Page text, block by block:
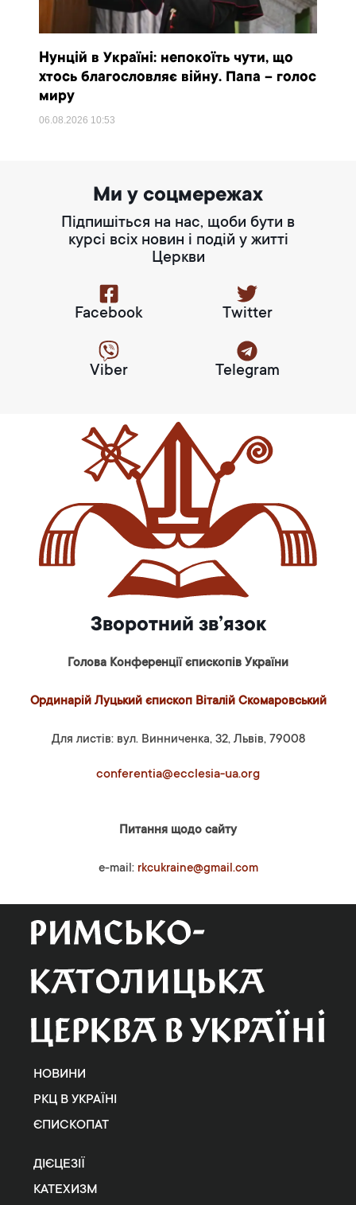
Нунцій в Україні: непокоїть чути, що
хтось благословляє війну. Папа – голос
миру
06.08.2026 10:53
Ми у соцмережах
Підпишіться на нас, щоби бути в
курсі всіх новин і подій у житті
Церкви
Facebook Twitter
Viber Telegram
Зворотний зв’язок
Голова Конференції єпископів України
Ординарій Луцький єпископ Віталій Скомаровський
Для листів: вул. Винниченка, 32, Львів, 79008
conferentia@ecclesia-ua.org
Питання щодо сайту
e-mail: rkcukraine@gmail.com
НОВИНИ
РКЦ В УКРАЇНІ
ЄПИСКОПАТ
ДІЄЦЕЗІЇ
КАТЕХИЗМ